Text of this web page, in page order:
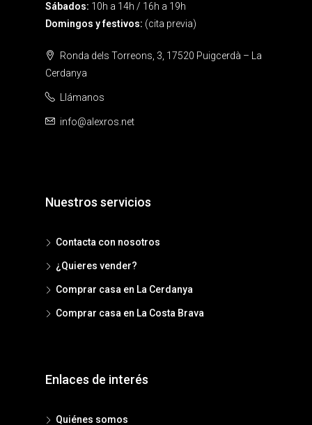
Sábados: 10h a 14h / 16h a 19h
Domingos y festivos: (cita previa)
Ronda dels Torreons, 3, 17520 Puigcerdà – La
Cerdanya
Llámanos
info@alexros.net
Nuestros servicios
Contacta con nosotros
¿Quieres vender?
Comprar casa en La Cerdanya
Comprar casa en La Costa Brava
Enlaces de interés
Quiénes somos